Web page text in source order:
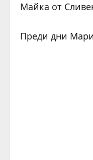
Майка от
Преди дни